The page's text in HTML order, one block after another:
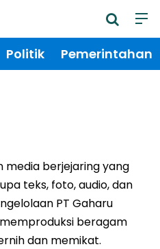
Politik Pemerintahan
media berjejaring yang
teks, foto, audio, dan
PT Gaharu
beragam
dan memikat.